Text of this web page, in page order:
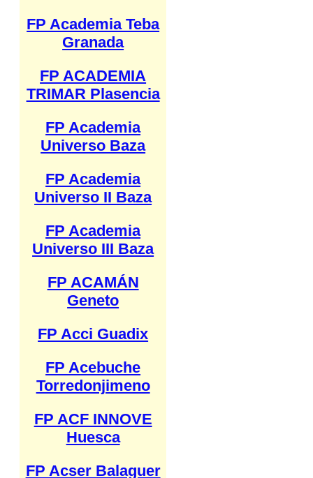
FP Academia Teba
Granada
FP ACADEMIA
TRIMAR Plasencia
FP Academia
Universo Baza
FP Academia
Universo II Baza
FP Academia
Universo III Baza
FP ACAMÁN
Geneto
FP Acci Guadix
FP Acebuche
Torredonjimeno
FP ACF INNOVE
Huesca
FP Acser Balaguer